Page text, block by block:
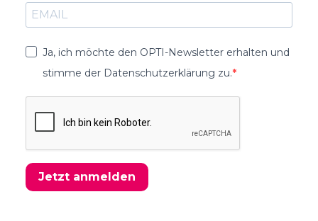
Ja, ich möchte den OPTI-Newsletter erhalten und
stimme der Datenschutzerklärung zu.
Jetzt anmelden